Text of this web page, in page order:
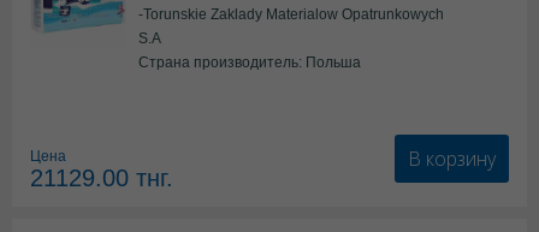
-Torunskie Zaklady Materialow Opatrunkowych
S.A
Страна производитель: Польша
Цена
21129.00 тнг.
В корзину